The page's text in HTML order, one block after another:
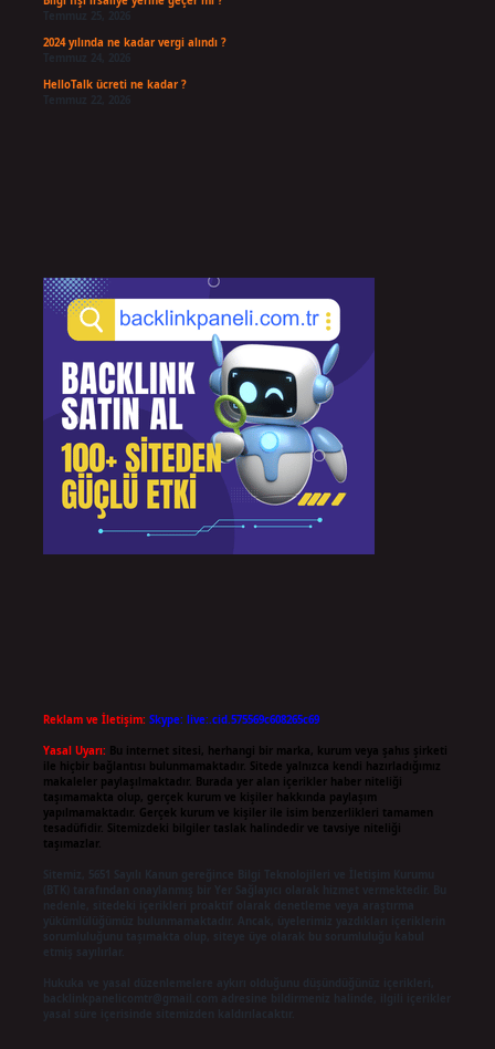
Temmuz 25, 2026
2024 yılında ne kadar vergi alındı ?
HelloTalk ücreti ne kadar ?
Reklam ve İletişim: Skype: live:.cid.575569c608265c69
Yasal Uyarı: Bu internet sitesi, herhangi bir marka, kurum veya şahıs şirketi
ile hiçbir bağlantısı bulunmamaktadır. Sitede yalnızca kendi hazırladığımız
makaleler paylaşılmaktadır. Burada yer alan içerikler haber niteliği
taşımamakta olup, gerçek kurum ve kişiler hakkında paylaşım
yapılmamaktadır. Gerçek kurum ve kişiler ile isim benzerlikleri tamamen
tesadüfidir. Sitemizdeki bilgiler taslak halindedir ve tavsiye niteliği
taşımazlar.
Sitemiz, 5651 Sayılı Kanun gereğince Bilgi Teknolojileri ve İletişim Kurumu
(BTK) tarafından onaylanmış bir Yer Sağlayıcı olarak hizmet vermektedir. Bu
nedenle, sitedeki içerikleri proaktif olarak denetleme veya araştırma
yükümlülüğümüz bulunmamaktadır. Ancak, üyelerimiz yazdıkları içeriklerin
Hukuka ve yasal düzenlemelere aykırı olduğunu düşündüğünüz içerikleri,